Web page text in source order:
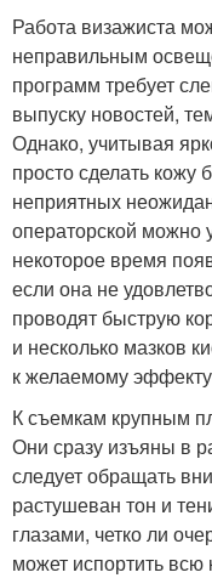
Работа визажиста
неправильным
программ требует
выпуску новостей,
Однако, учитывая
просто сделать
неприятных
операторской можно
некоторое время
если она не
проводят быструю
и несколько мазков
к желаемому
К съемкам крупным
Они сразу изъяны в
следует обращать
растушеван тон и
глазами, четко ли
может испортить всю